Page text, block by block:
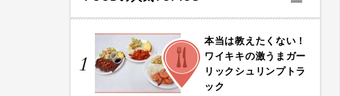
1
FOOD
本当は教えたくない！
ワイキキの激うまガー
リックシュリンプトラ
ック